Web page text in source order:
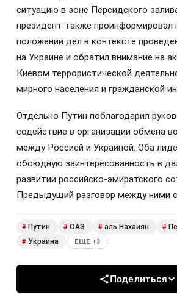
ситуацию в зоне Персидского
президент также проинформировал
положении дел в контексте
на Украине и обратил внимание на
Киевом террористической
мирного населения и гражданской
Отдельно Путин поблагодарил
содействие в организации обмена
между Россией и Украиной. Оба
обоюдную заинтересованность в
развитии российско-эмиратского
Предыдущий разговор между ними
# Путин # ОАЭ # аль Нахайян #
# Украина ЕЩЕ +3
Поделиться